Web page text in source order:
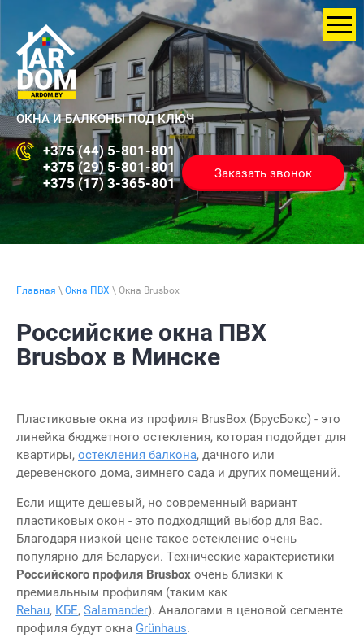
ОКНА И БАЛКОНЫ ПОД КЛЮЧ
+375 (44) 5-801-801
+375 (29) 5-801-801
+375 (17) 3-365-801
Заказать звонок
Главная \ Окна ПВХ \ Окна Brusbox
Российские окна ПВХ
Brusbox в Минске
Пластиковые окна из профиля BrusBox (БрусБокс) - это
линейка бюджетного остекления, которая подойдет для
квартиры, остекления балкона, дачного или
деревенского дома, зимнего сада и других помещений.
Если ищите дешевый, но современный вариант
пластиковых окон - это подходящий выбор для Вас.
Благодаря низкой цене такое остекление очень
популярно для Беларуси. Технические характеристики
Российского профиля Brusbox очень близки к
премиальным профилям (таким как
Rehau, КБЕ, Salamander). Аналогами в ценовой сегменте
профиля будут окна Grünhaus.